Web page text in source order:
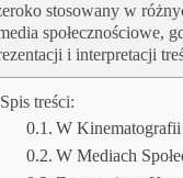
stosowany w
społecznościowe,
i interpretacji
Spis treści:
W
W Mediach